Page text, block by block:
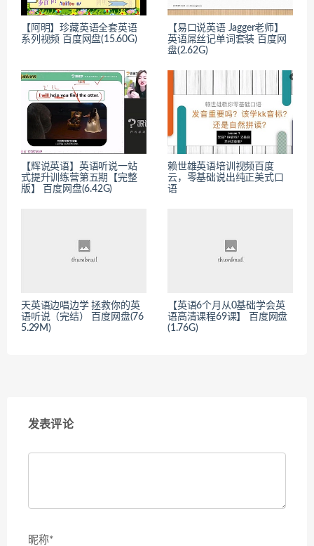
【阿明】珍藏英语全套英语
系列视频 百度网盘(15.60G)
【易口说英语 Jagger老师】
英语屌丝记单词套装 百度网
盘(2.62G)
【辉说英语】英语听说一站
式提升训练营第五期【完整
版】 百度网盘(6.42G)
赖世雄英语培训视频百度
云，零基础说出纯正美式口
语
天英语边唱边学 拯救你的英
语听说（完结） 百度网盘(76
5.29M)
【英语6个月从0基础学会英
语高清课程69课】 百度网盘
(1.76G)
发表评论
昵称*